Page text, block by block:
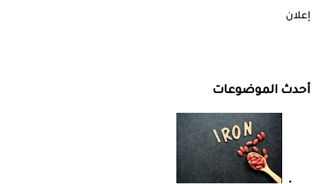
إعلان
أحدث الموضوعات